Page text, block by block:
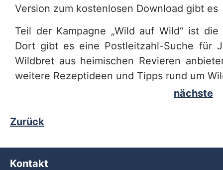
Version zum kostenlosen Download gibt es
Teil der Kampagne „Wild auf Wild“ ist
Dort gibt es eine Postleitzahl-Suche für
Wildbret aus heimischen Revieren
weitere Rezeptideen und Tipps rund um
nächste
Zurück
Kontakt